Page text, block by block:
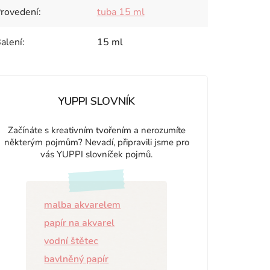
: tuba 15 ml
: 15 ml
YUPPI SLOVNÍK
Začínáte s kreativním tvořením a nerozumíte
některým pojmům? Nevadí, připravili jsme pro
vás YUPPI slovníček pojmů.
malba akvarelem
papír na akvarel
vodní štětec
bavlněný papír